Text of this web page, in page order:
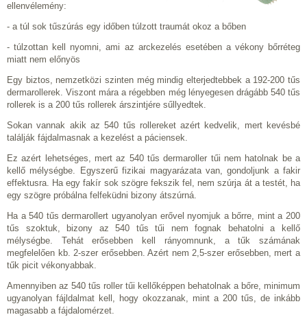
ellenvélemény:
- a túl sok tűszúrás egy időben túlzott traumát okoz a bőben
- túlzottan kell nyomni, ami az arckezelés esetében a vékony bőrréteg
miatt nem előnyös
Egy biztos, nemzetközi szinten még mindig elterjedtebbek a 192-200 tűs
dermarollerek. Viszont mára a régebben még lényegesen drágább 540 tűs
rollerek is a 200 tűs rollerek árszintjére sűllyedtek.
Sokan vannak akik az 540 tűs rollereket azért kedvelik, mert kevésbé
találják fájdalmasnak a kezelést a páciensek.
Ez azért lehetséges, mert az 540 tűs dermaroller tűi nem hatolnak be a
kellő mélységbe. Egyszerű fizikai magyarázata van, gondoljunk a fakir
effektusra. Ha egy fakír sok szögre fekszik fel, nem szúrja át a testét, ha
egy szögre próbálna felfeküdni bizony átszúrná.
Ha a 540 tűs dermarollert ugyanolyan erővel nyomjuk a bőrre, mint a 200
tűs szoktuk, bizony az 540 tűs tűi nem fognak behatolni a kellő
mélységbe. Tehát erősebben kell rányomnunk, a tűk számának
megfelelően kb. 2-szer erősebben. Azért nem 2,5-szer erősebben, mert a
tűk picit vékonyabbak.
Amennyiben az 540 tűs roller tűi kellőképpen behatolnak a bőre, minimum
ugyanolyan fájldalmat kell, hogy okozzanak, mint a 200 tűs, de inkább
magasabb a fájdalomérzet.